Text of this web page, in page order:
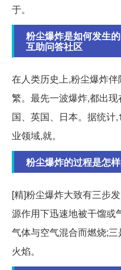
于。
粉尘爆炸是如何发生
互助问答社区
在人类历史上,粉尘爆炸
繁。最先一波爆炸,都出
国、英国、日本。据统计
业领域,就。
粉尘爆炸的过程是怎
[精]粉尘爆炸大致有三步
源作用下迅速地被干馏或
气体与空气混合而燃烧;
火焰。